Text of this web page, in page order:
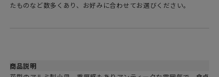
たものなど数多くあり、お好みに合わせてお選びください。
商品説明